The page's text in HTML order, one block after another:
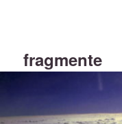
fragmente